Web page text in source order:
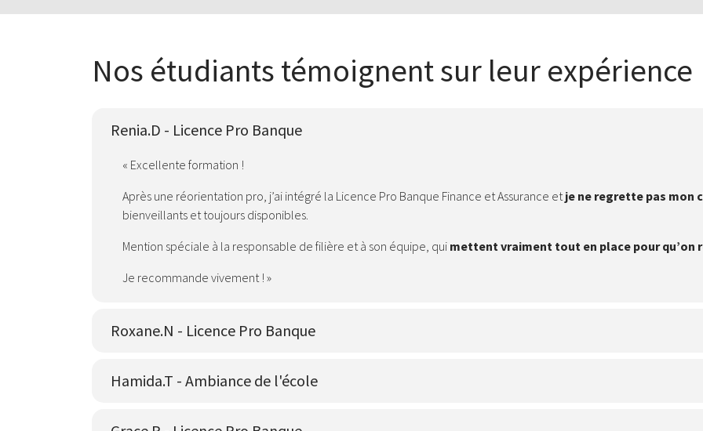
Nos étudiants témoignent sur leur expérience
Renia.D - Licence Pro Banque
« Excellente formation !
Après une réorientation pro, j’ai intégré la Licence Pro Banque Finance et Assurance etje ne regrette pas mon
bienveillants et toujours disponibles.
Mention spéciale à la responsable de filière et à son équipe, qui mettent vraiment tout en place pour qu’on
Je recommande vivement ! »
Roxane.N - Licence Pro Banque
Hamida.T - Ambiance de l'école